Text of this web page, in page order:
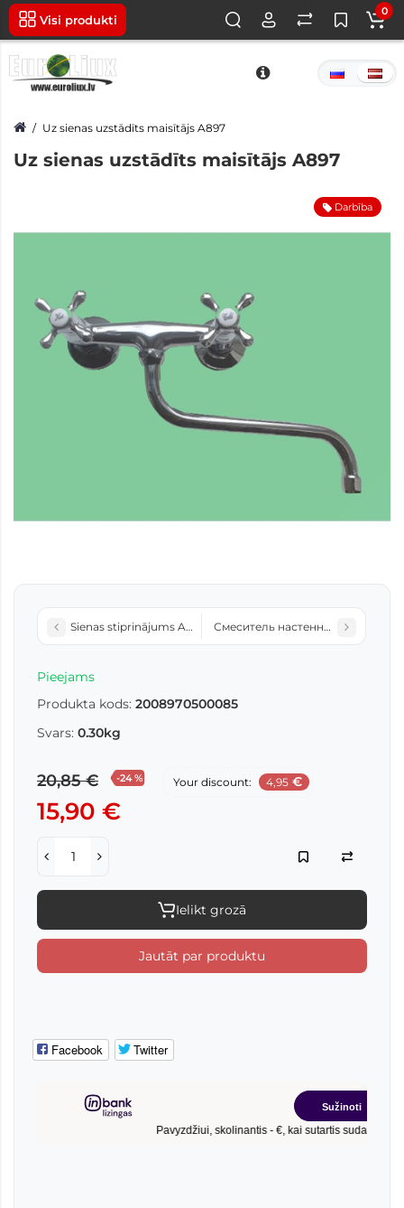
Visi produkti
0
Uz sienas uzstādīts maisītājs A897
Uz sienas uzstādīts maisītājs A897
Darbība
Sienas stiprinājums A3905 Смеситель настенный A7505Z
Pieejams
Produkta kods: 2008970500085
Svars: 0.30kg
20,85 € -24 % Your discount: 4,95 €
15,90 €
Ielikt grozā
Jautāt par produktu
Facebook Twitter